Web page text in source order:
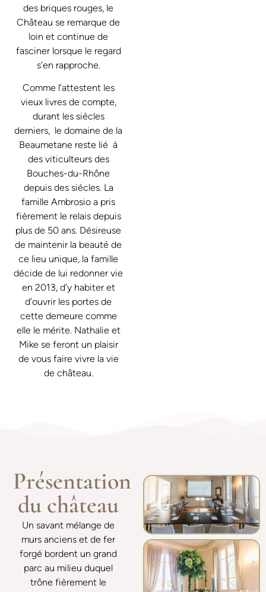
des briques rouges, le
Château se remarque de
loin et continue de
fasciner lorsque le regard
s’en rapproche.
Comme l’attestent les
vieux livres de compte,
durant les siècles
derniers, le domaine de la
Beaumetane reste lié à
des viticulteurs des
Bouches-du-Rhône
depuis des siécles. La
famille Ambrosio a pris
fièrement le relais depuis
plus de 50 ans. Désireuse
de maintenir la beauté de
ce lieu unique, la famille
décide de lui redonner vie
en 2013, d’y habiter et
d’ouvrir les portes de
cette demeure comme
elle le mérite. Nathalie et
Mike se feront un plaisir
de vous faire vivre la vie
de château.
Présentation
du château
Un savant mélange de
murs anciens et de fer
forgé bordent un grand
parc au milieu duquel
trône fièrement le